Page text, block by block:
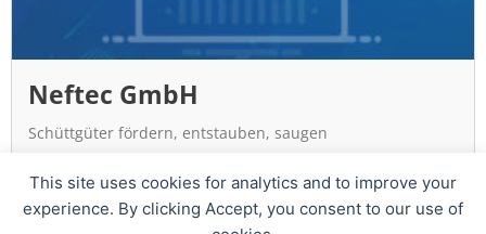
This site uses cookies for analytics and to improve your
experience. By clicking Accept, you consent to our use of
Neftec GmbH
Schüttgüter fördern, entstauben, saugen
10 Products 2 News